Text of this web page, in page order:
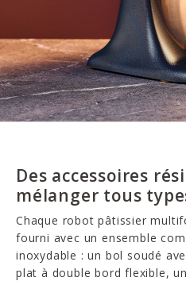
Des accessoires
mélanger tous
Chaque robot pâtissier
fourni avec un ensemble
inoxydable : un bol soudé
plat à double bord flexible,